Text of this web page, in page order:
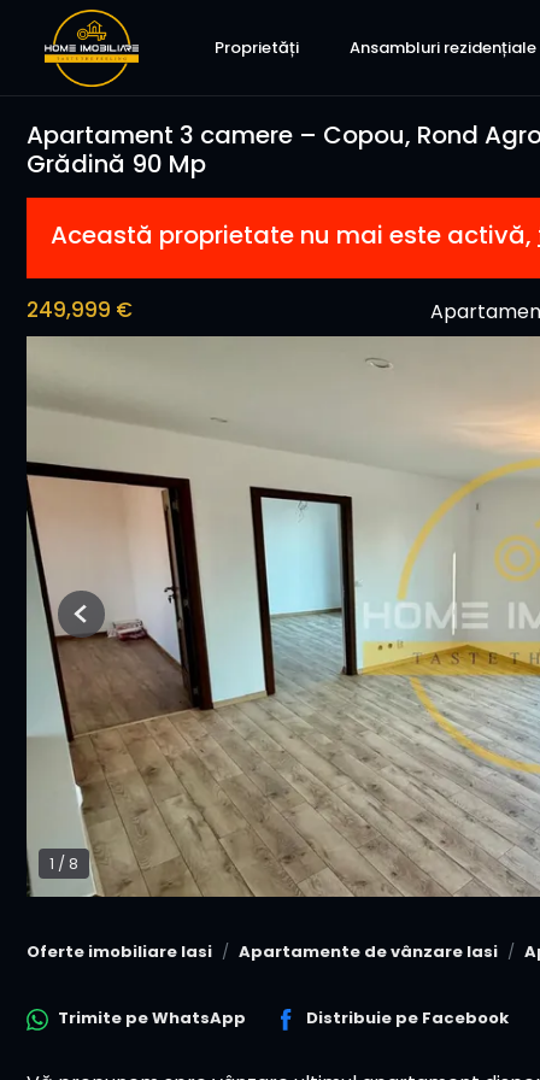
Proprietăți Ansambluri rezidențiale
Apartament 3 camere – Copou, Rond
Grădină 90 Mp
Această proprietate nu mai este activă,
249,999 €
1 / 8
Previous
Oferte imobiliare Iasi Apartamente de vânzare Iasi
Trimite peWhatsApp Distribuie pe Facebook